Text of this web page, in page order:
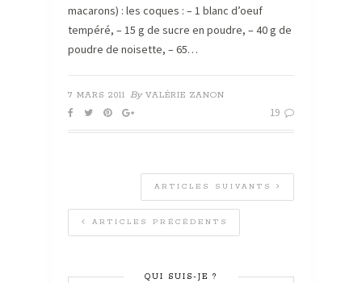
macarons) : les coques : – 1 blanc d’oeuf
tempéré, – 15 g de sucre en poudre, – 40 g de
poudre de noisette, – 65…
7 MARS 2011 By VALÉRIE ZANON
19
ARTICLES SUIVANTS
ARTICLES PRÉCÉDENTS
QUI SUIS-JE ?